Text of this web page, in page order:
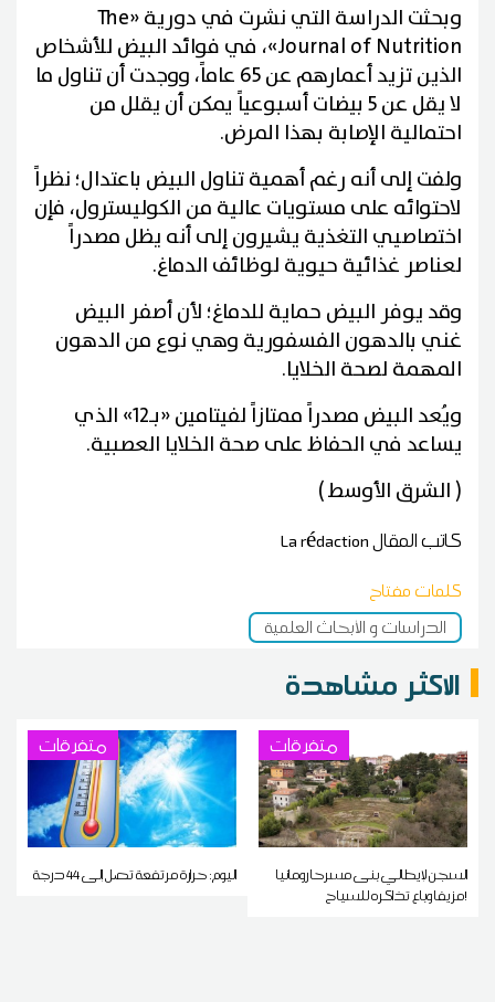
وبحثت الدراسة التي نشرت في دورية «The
Journal of Nutrition»، في فوائد البيض للأشخاص
الذين تزيد أعمارهم عن 65 عاماً، ووجدت أن تناول ما
لا يقل عن 5 بيضات أسبوعياً يمكن أن يقلل من
احتمالية الإصابة بهذا المرض.
ولفت إلى أنه رغم أهمية تناول البيض باعتدال؛ نظراً
لاحتوائه على مستويات عالية من الكوليسترول، فإن
اختصاصيي التغذية يشيرون إلى أنه يظل مصدراً
لعناصر غذائية حيوية لوظائف الدماغ.
وقد يوفر البيض حماية للدماغ؛ لأن أصفر البيض
غني بالدهون الفسفورية وهي نوع من الدهون
المهمة لصحة الخلايا.
ويُعد البيض مصدراً ممتازاً لفيتامين «بـ12» الذي
يساعد في الحفاظ على صحة الخلايا العصبية.
( الشرق الأوسط )
كاتب المقالLa rédaction
كلمات مفتاح
الدراسات و الأبحاث العلمية
الاكثر مشاهدة
متفرقات
السجن لإيطالي بنى مسرحا رومانيا
مزيفا وباع تذاكره للسياح!
متفرقات
اليوم: حرارة مرتفعة تصل إلى 44 درجة